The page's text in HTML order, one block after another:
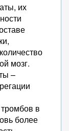
их
мозг.
–
в
более